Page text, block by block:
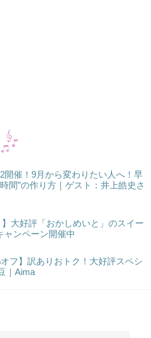
開催！9月から変わりたい人へ！早
間”の作り方｜ゲスト：井上皓史さ
】大好評「おかしめいと」のスイー
ャンペーン開催中
オフ】訳ありおトク！大好評スペシ
｜Aima